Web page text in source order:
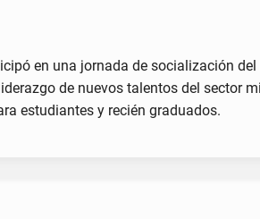
en una jornada de socialización
de nuevos talentos del sector
estudiantes y recién graduados.